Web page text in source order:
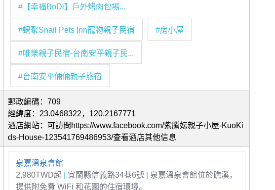
#【幸福BoDi】戶外烤肉包場...
#蝸聚Snail Pets Inn寵物親子民宿 #房小屋
#唯樂親子民宿‑台南安平親子民...
#台南安平倆倆親子旅宿
郵政編碼：709
經緯度：23.0468322，120.2167771
酒店網站：可訪問https://www.facebook.com/紫騰妘親子小屋-KuoKi
ds-House-123541769486953/查看酒店其他信息
泉嘉溫泉會館
2,980TWD起
宜蘭縣信義路34巷6號
泉嘉溫泉會館位於礁溪，
提供附免費 WiFi 和花園的住宿環境。